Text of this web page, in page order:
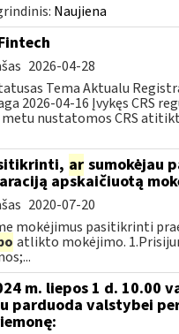
Naujiena
2026-04-28
Tema Aktualu
2026-04-16 Įvykęs CRS
nustatomos CRS
ar sumokėjau
apskaičiuotą
2020-07-20
mokėjimus pasitikrinti
atlikto mokėjimo.
m. liepos 1 d. 10.00
parduoda valstybei